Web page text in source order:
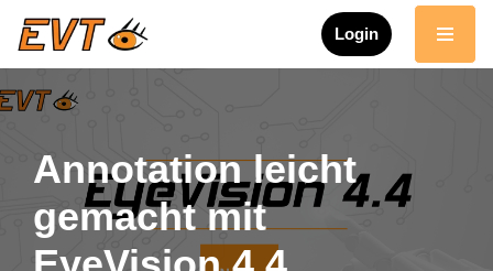
Inhalt
springen
Login
Annotation leicht
gemacht mit